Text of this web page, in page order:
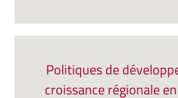
Politiques de
croissance régionale